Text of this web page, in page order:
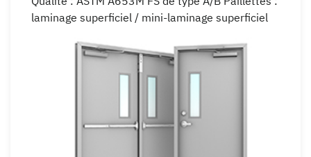
laminage superficiel / mini-laminage superficiel